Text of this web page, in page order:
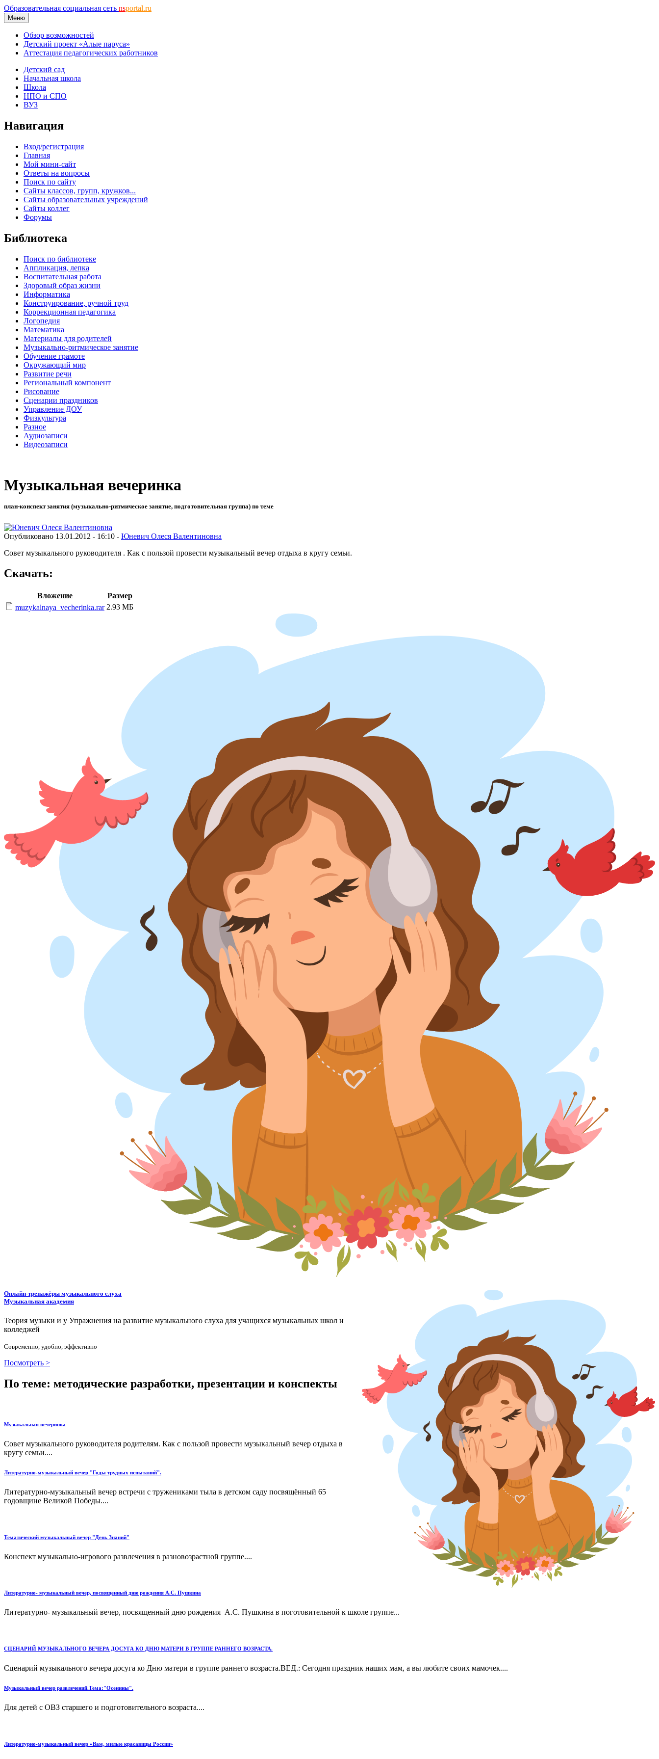
Образовательная социальная сеть nsportal.ru
Меню
Обзор возможностей
Детский проект «Алые паруса»
Аттестация педагогических работников
Детский сад
Начальная школа
Школа
НПО и СПО
ВУЗ
Навигация
Вход/регистрация
Главная
Мой мини-сайт
Ответы на вопросы
Поиск по сайту
Сайты классов, групп, кружков...
Сайты образовательных учреждений
Сайты коллег
Форумы
Библиотека
Поиск по библиотеке
Аппликация, лепка
Воспитательная работа
Здоровый образ жизни
Информатика
Конструирование, ручной труд
Коррекционная педагогика
Логопедия
Математика
Материалы для родителей
Музыкально-ритмическое занятие
Обучение грамоте
Окружающий мир
Развитие речи
Региональный компонент
Рисование
Сценарии праздников
Управление ДОУ
Физкультура
Разное
Аудиозаписи
Видеозаписи
Музыкальная вечеринка
план-конспект занятия (музыкально-ритмическое занятие, подготовительная группа) по теме
Опубликовано 13.01.2012 - 16:10 - Юневич Олеся Валентиновна
Совет музыкального руководителя . Как с пользой провести музыкальный вечер отдыха в кругу семьи.
Скачать:
Вложение
Размер
muzykalnaya_vecherinka.rar 2.93 МБ
Онлайн-тренажёры музыкального слуха
Музыкальная академия
Теория музыки и у Упражнения на развитие музыкального слуха для учащихся музыкальных школ и
колледжей
Современно, удобно, эффективно
Посмотреть >
По теме: методические разработки, презентации и конспекты
Музыкальная вечеринка
Совет музыкального руководителя родителям. Как с пользой провести музыкальный вечер отдыха в
кругу семьи....
Литературно-музыкальный вечер "Годы трудных испытаний".
Литературно-музыкальный вечер встречи с тружениками тыла в детском саду посвящённый 65
годовщине Великой Победы....
Тематический музыкальный вечер "День Знаний"
Конспект музыкально-игрового развлечения в разновозрастной группе....
Литературно- музыкальный вечер, посвященный дню рождения А.С. Пушкина
Литературно- музыкальный вечер, посвященный дню рождения А.С. Пушкина в поготовительной к школе группе...
СЦЕНАРИЙ МУЗЫКАЛЬНОГО ВЕЧЕРА ДОСУГА КО ДНЮ МАТЕРИ В ГРУППЕ РАННЕГО ВОЗРАСТА.
Сценарий музыкального вечера досуга ко Дню матери в группе раннего возраста.ВЕД.: Сегодня праздник наших мам, а вы любите своих мамочек....
Музыкальный вечер развлечений.Тема:"Осенины".
Для детей с ОВЗ старшего и подготовительного возраста....
Литературно-музыкальный вечер «Вам, милые красавицы России»